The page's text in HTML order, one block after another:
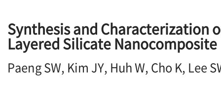
Synthesis and Characterization
Layered Silicate Nanocomposite
Paeng SW, Kim JY, Huh W, Cho K, Lee